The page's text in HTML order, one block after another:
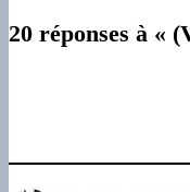
20 réponses à «